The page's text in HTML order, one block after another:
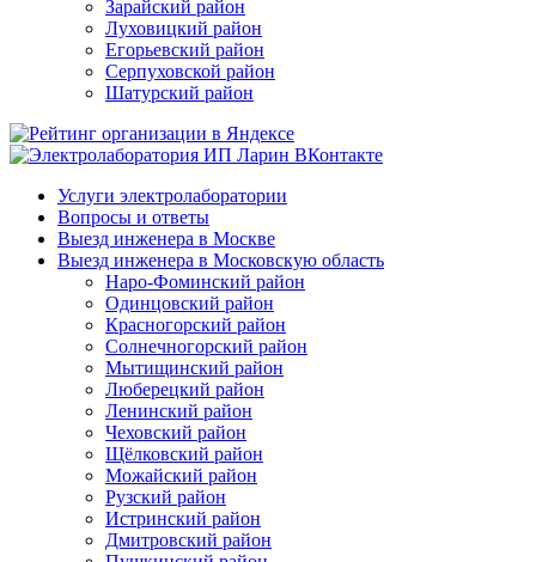
Зарайский район
Луховицкий район
Егорьевский район
Серпуховской район
Шатурский район
Услуги электролаборатории
Вопросы и ответы
Выезд инженера в Москве
Выезд инженера в Московскую область
Наро-Фоминский район
Одинцовский район
Красногорский район
Солнечногорский район
Мытищинский район
Люберецкий район
Ленинский район
Чеховский район
Щёлковский район
Можайский район
Рузский район
Истринский район
Дмитровский район